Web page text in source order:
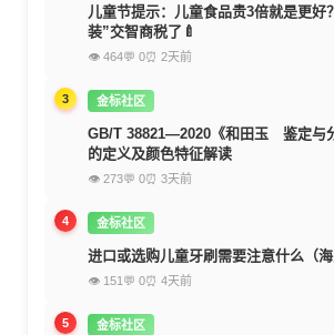
儿童节提示：儿童食品贵3倍就是更好
装”交智商税了🍼
👁 464💬 0⏰ 2天前
3 金标社区
GB/T 38821—2020《和田玉 鉴定与
的定义及颜色特征解读
👁 273💬 0⏰ 3天前
4 金标社区
进口或选购儿童牙刷需要注意什么（海
👁 151 💬 0⏰ 4天前
5 金标社区